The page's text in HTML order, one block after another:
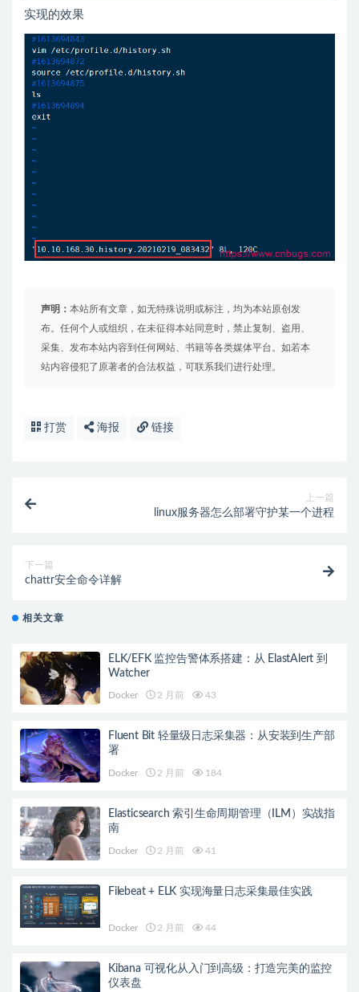
实现的效果
声明： 本站所有文章，如无特殊说明或标注，均为本站原创发
布。任何个人或组织，在未征得本站同意时，禁止复制、盗用、
采集、发布本站内容到任何网站、书籍等各类媒体平台。如若本
站内容侵犯了原著者的合法权益，可联系我们进行处理。
打赏 海报 链接
上一篇
linux服务器怎么部署守护某一个进程
下一篇
chattr安全命令详解
相关文章
ELK/EFK 监控告警体系搭建：从 ElastAlert 到
Watcher
Docker 2 月前 43
Fluent Bit 轻量级日志采集器：从安装到生产部
署
Docker 2 月前 184
Elasticsearch 索引生命周期管理（ILM）实战指
南
Docker 2 月前 41
Filebeat + ELK 实现海量日志采集最佳实践
Docker 2 月前 44
Kibana 可视化从入门到高级：打造完美的监控
仪表盘